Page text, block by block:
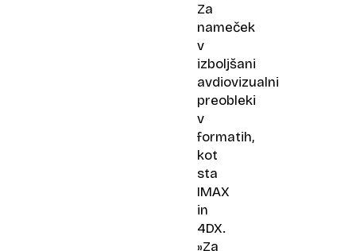
Za
nameček
v
izboljšani
avdiovizualni
preobleki
v
formatih,
kot
sta
IMAX
in
4DX.
»Za